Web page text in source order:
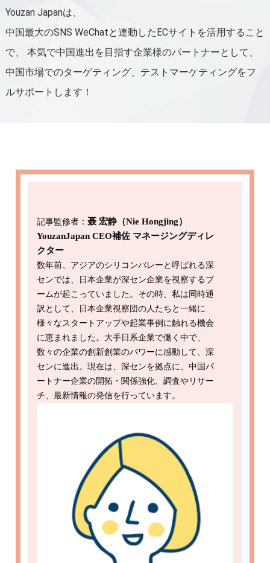
Youzan Japanは、
中国最大のSNS WeChatと連動したECサイトを活用すること
で、
本気で中国進出を目指す企業様のパートナーとして、
中国市場でのターゲティング、テストマーケティングをフ
ルサポートします！
記事監修者： 聂 宏静（Nie Hongjing）
YouzanJapan CEO補佐 マネージングディレ
クター
数年前、アジアのシリコンバレーと呼ばれる深
センでは、日本企業が深セン企業を視察するブ
ームが起こっていました。その時、私は同時通
訳として、日本企業視察団の人たちと一緒に
様々なスタートアップや起業事例に触れる機会
に恵まれました。大手日系企業で働く中で、
数々の企業の創新創業のパワーに感動して、深
センに進出。現在は、深センを拠点に、中国パ
ートナー企業の開拓・関係強化、調査やリサー
チ、最新情報の発信を行っています。